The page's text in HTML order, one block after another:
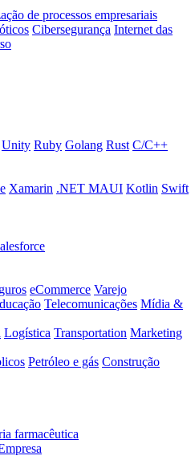
de processos empresariais
Cibersegurança Internet das
Unity Ruby Golang Rust C/C++
Xamarin .NET MAUI Kotlin Swift
eCommerce Varejo
Telecomunicações Mídia &
Logística Transportation Marketing
Petróleo e gás Construção
farmacêutica